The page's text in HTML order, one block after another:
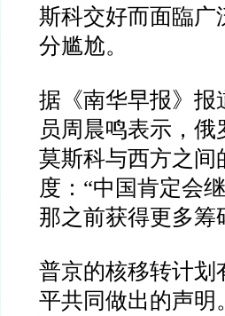
斯科交好而面臨广
分尴尬。
据《南华早报》报
员周晨鸣表示，
莫斯科与西方之间
度： “中国肯定会
那之前获得更多筹
普京的核移转计划
平共同做出的声明